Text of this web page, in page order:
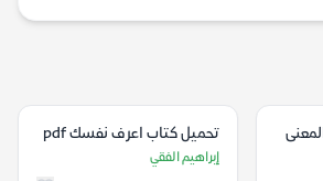
تحميل كتاب اعرف نفسك pdf
إبراهيم الفقي